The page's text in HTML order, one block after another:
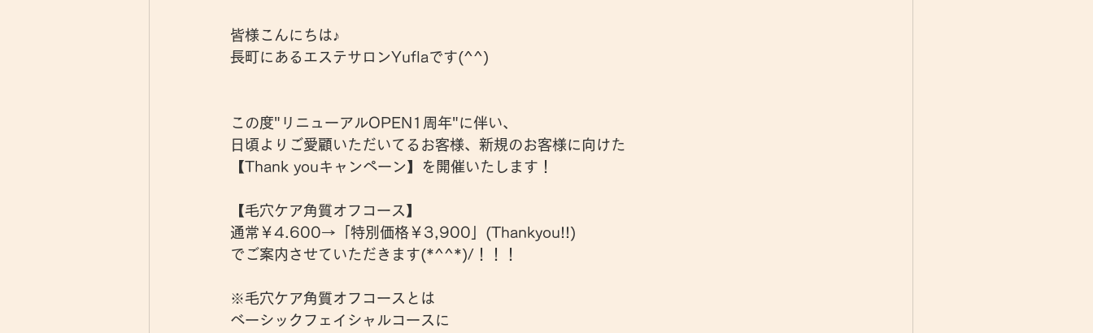
皆様こんにちは♪
長町にあるエステサロンYuflaです(^^)
この度"リニューアルOPEN1周年"に伴い、
日頃よりご愛顧いただいてるお客様、新規のお客様に向けた
【Thank youキャンペーン】を開催いたします！
【毛穴ケア角質オフコース】
通常￥4.600→「特別価格￥3,900」(Thankyou!!)
でご案内させていただきます(*^^*)/！！！
※毛穴ケア角質オフコースとは
ベーシックフェイシャルコースに